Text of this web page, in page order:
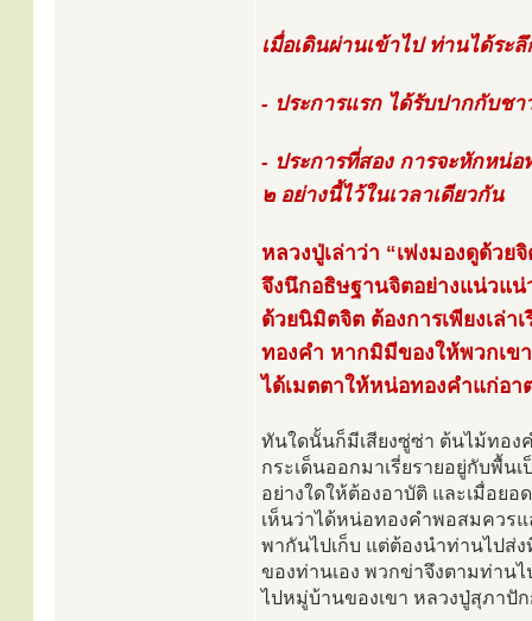
เมื่อเดินผ่านเข้าไป ท่านได้ระ
- ประการแรก ได้รับปากกับชา
- ประการที่สอง การจะหักหน่
๒ อย่างนี้ไว้ในเวลาเดียวกัน
หลวงปู่เล่าว่า “เพ่งมองดูด้วย
จึงนึกอธิษฐานจิตอย่างแน่วแ
ด้วยนิมิตจิต ต้องการเพียงเล่
ทองคำ หากมิมีของให้พวกเข
ได้เมตตาให้หน่อทองคำแก่อา
ทันใดนั้นก็มีเสียงซู่ซ่า ต้นไม้ทอง
กระเด็นออกมาเรี่ยรายอยู่กับพื้น
อย่างใดให้ต้องอาบัติ และเมื่อย
เห็นว่าได้หน่อทองคำพอสมควร
พากันไปเก็บ แต่ต้องนำท่านไปส่
ของท่านเอง พวกข่าจึงตามท่าน
ไปหมู่บ้านของเขา หลวงปู่สุภาปั